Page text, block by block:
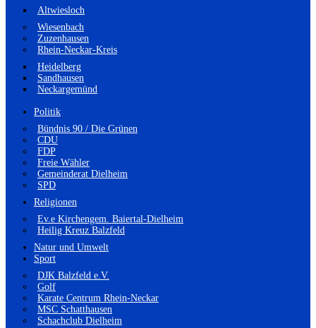
Altwiesloch
Wiesenbach
Zuzenhausen
Rhein-Neckar-Kreis
Heidelberg
Sandhausen
Neckargemünd
Politik
Bündnis 90 / Die Grünen
CDU
FDP
Freie Wähler
Gemeinderat Dielheim
SPD
Religionen
Ev.e Kirchengem. Baiertal-Dielheim
Heilig Kreuz Balzfeld
Natur und Umwelt
Sport
DJK Balzfeld e.V.
Golf
Karate Centrum Rhein-Neckar
MSC Schatthausen
Schachclub Dielheim